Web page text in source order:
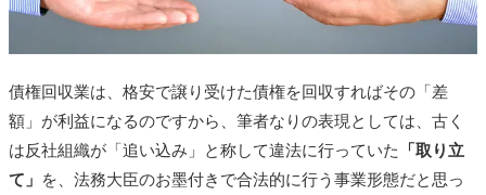
債権回収業は、格安で譲り受けた債権を回収すればその「差
額」が利益になるのですから、筆者なりの表現としては、古く
は反社組織が「追い込み」と称して違法に行っていた
「取り立
て」
を、法務大臣のお墨付きで合法的に行う事業形態だと思っ